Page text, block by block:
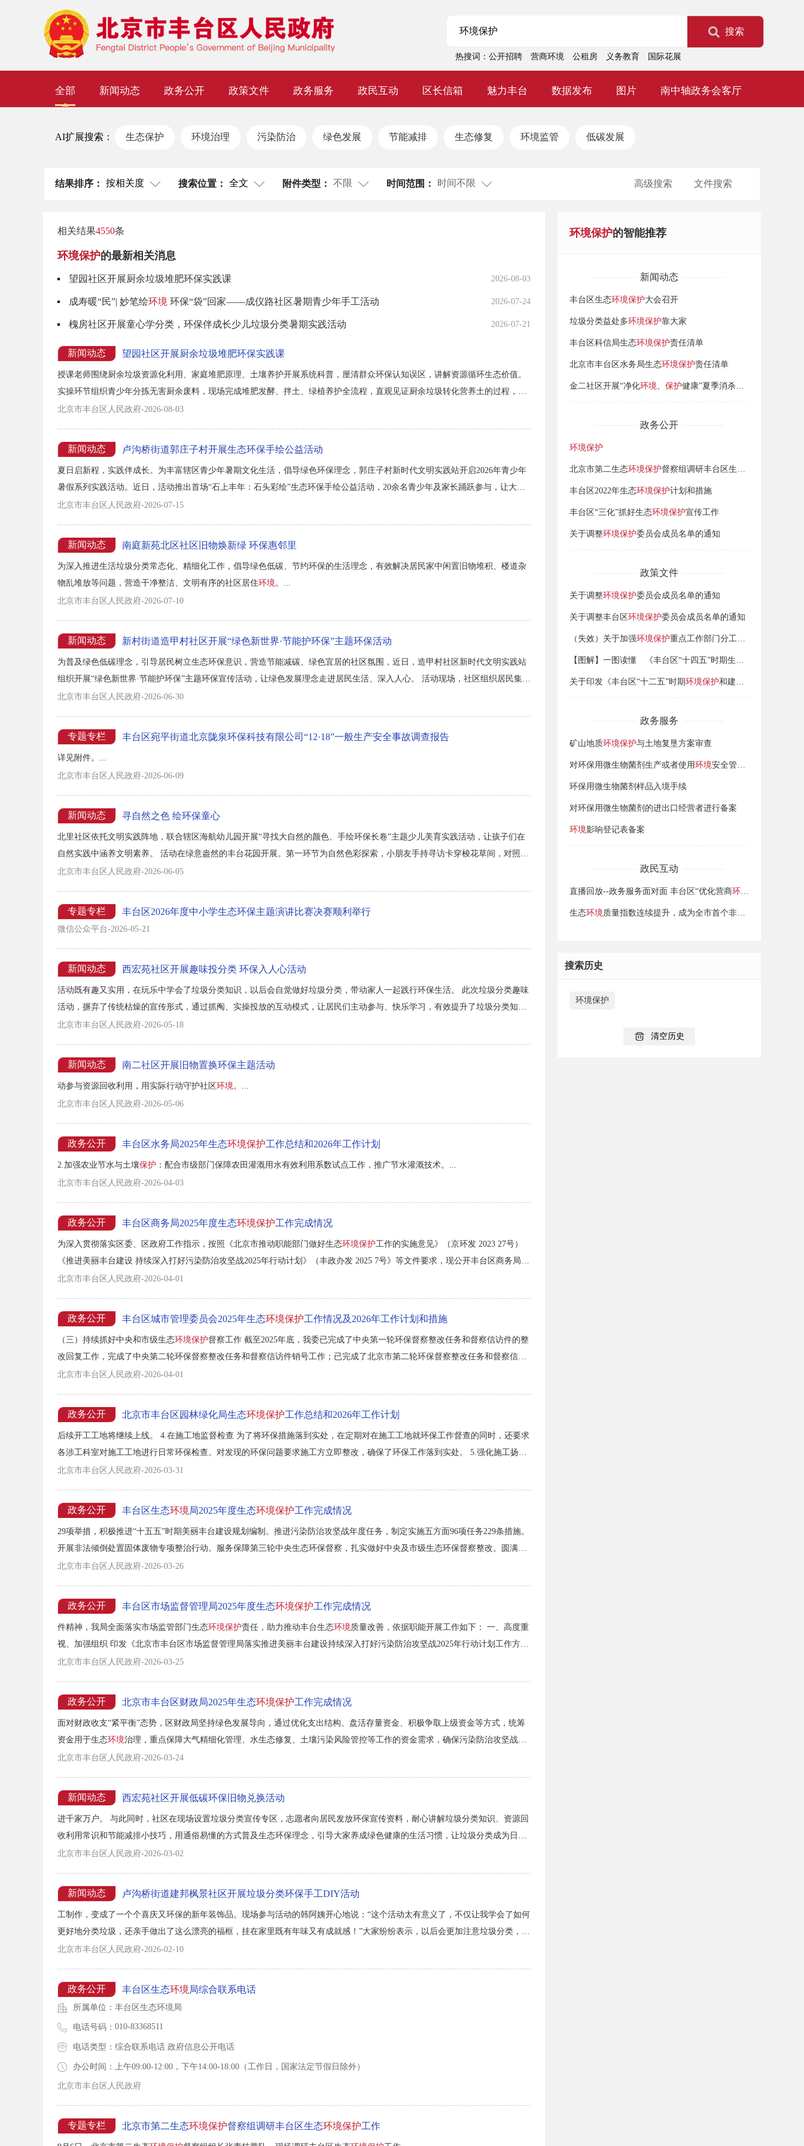
搜索
热搜词： 公开招聘 营商环境 公租房 义务教育 国际花展
全部 新闻动态 政务公开 政策文件 政务服务 政民互动 区长信箱 魅力丰台 数据发布 图片 南中轴政务会客厅
AI扩展搜索： 生态保护 环境治理 污染防治 绿色发展 节能减排 生态修复 环境监管 低碳发展
结果排序： 按相关度 搜索位置： 全文 附件类型： 不限 时间范围： 时间不限 高级搜索 文件搜索
相关结果4550条
环境保护的最新相关消息
望园社区开展厨余垃圾堆肥环保实践课 2026-08-03
成寿暖“民”| 妙笔绘环境 环保“袋”回家——成仪路社区暑期青少年手工活动 2026-07-24
槐房社区开展童心学分类，环保伴成长少儿垃圾分类暑期实践活动 2026-07-21
新闻动态 望园社区开展厨余垃圾堆肥环保实践课
授课老师围绕厨余垃圾资源化利用、家庭堆肥原理、土壤养护开展系统科普，厘清群众环保认知误区，讲解资源循环生态价值。
实操环节组织青少年分拣无害厨余废料，现场完成堆肥发酵、拌土、绿植养护全流程，直观见证厨余垃圾转化营养土的过程，在
劳动中深化节约资源理念。 活动坚持知行合一，把环保知识转化动手实践，引导青少年将绿色习惯带入日常生活。后续社区将持
北京市丰台区人民政府-2026-08-03
新闻动态 卢沟桥街道郭庄子村开展生态环保手绘公益活动
夏日启新程，实践伴成长。为丰富辖区青少年暑期文化生活，倡导绿色环保理念，郭庄子村新时代文明实践站开启2026年青少年
暑假系列实践活动。近日，活动推出首场“石上丰年：石头彩绘”生态环保手绘公益活动，20余名青少年及家长踊跃参与，让大家
在自然与艺术的碰撞中，度过了一段充实有趣的文明实践时光。 活动现场，志愿者首先围绕“北京市十大文明行动”开展主题科普
北京市丰台区人民政府-2026-07-15
新闻动态 南庭新苑北区社区旧物焕新绿 环保惠邻里
为深入推进生活垃圾分类常态化、精细化工作，倡导绿色低碳、节约环保的生活理念，有效解决居民家中闲置旧物堆积、楼道杂
物乱堆放等问题，营造干净整洁、文明有序的社区居住环境。...
北京市丰台区人民政府-2026-07-10
新闻动态 新村街道造甲村社区开展“绿色新世界·节能护环保”主题环保活动
为普及绿色低碳理念，引导居民树立生态环保意识，营造节能减碳、绿色宜居的社区氛围，近日，造甲村社区新时代文明实践站
组织开展“绿色新世界·节能护环保”主题环保宣传活动，让绿色发展理念走进居民生活、深入人心。 活动现场，社区组织居民集中
观看环保纪录片《中国绿了 世界变了》。影片以广阔的视角聚焦国内绿色发展建设与国际绿色合作成果，生动展现了我国绿色发
北京市丰台区人民政府-2026-06-30
专题专栏 丰台区宛平街道北京陇泉环保科技有限公司“12·18”一般生产安全事故调查报告
详见附件。...
北京市丰台区人民政府-2026-06-09
新闻动态 寻自然之色 绘环保童心
北里社区依托文明实践阵地，联合辖区海航幼儿园开展“寻找大自然的颜色、手绘环保长卷”主题少儿美育实践活动，让孩子们在
自然实践中涵养文明素养。 活动在绿意盎然的丰台花园开展。第一环节为自然色彩探索，小朋友手持寻访卡穿梭花草间，对照卡
片辨识绿叶、繁花，找寻大自然丰富色彩，近距离感受生态之美，在观察探索中建立与自然的联结。随后集体环保长卷绘画环节
北京市丰台区人民政府-2026-06-05
专题专栏 丰台区2026年度中小学生态环保主题演讲比赛决赛顺利举行
微信公众平台-2026-05-21
新闻动态 西宏苑社区开展趣味投分类 环保入人心活动
活动既有趣又实用，在玩乐中学会了垃圾分类知识，以后会自觉做好垃圾分类，带动家人一起践行环保生活。 此次垃圾分类趣味
活动，摒弃了传统枯燥的宣传形式，通过抓阄、实操投放的互动模式，让居民们主动参与、快乐学习，有效提升了垃圾分类知识
的知晓率和参与度。下一步，西宏苑社区将持续开展形式多样的环保宣传活动，不断强化居民环保意识，推动垃圾分类成为日常
北京市丰台区人民政府-2026-05-18
新闻动态 南二社区开展旧物置换环保主题活动
动参与资源回收利用，用实际行动守护社区环境。...
北京市丰台区人民政府-2026-05-06
政务公开 丰台区水务局2025年生态环境保护工作总结和2026年工作计划
2.加强农业节水与土壤保护 ：配合市级部门保障农田灌溉用水有效利用系数试点工作，推广节水灌溉技术。...
北京市丰台区人民政府-2026-04-03
政务公开 丰台区商务局2025年度生态环境保护工作完成情况
为深入贯彻落实区委、区政府工作指示，按照《北京市推动职能部门做好生态环境保护工作的实施意见》（京环发 2023 27号）
《推进美丽丰台建设 持续深入打好污染防治攻坚战2025年行动计划》（丰政办发 2025 7号》等文件要求，现公开丰台区商务局20
25年生态环境保护工作完成情况。...
北京市丰台区人民政府-2026-04-01
政务公开 丰台区城市管理委员会2025年生态环境保护工作情况及2026年工作计划和措施
（三）持续抓好中央和市级生态环境保护督察工作 截至2025年底，我委已完成了中央第一轮环保督察整改任务和督察信访件的整
改回复工作，完成了中央第二轮环保督察整改任务和督察信访件销号工作；已完成了北京市第二轮环保督察整改任务和督察信访
件的整改销号工作；已完成了中央第三轮环保督察信访件的整改回复工作。...
北京市丰台区人民政府-2026-04-01
政务公开 北京市丰台区园林绿化局生态环境保护工作总结和2026年工作计划
后续开工工地将继续上线。 4.在施工地监督检查 为了将环保措施落到实处，在定期对在施工工地就环保工作督查的同时，还要求
各涉工科室对施工工地进行日常环保检查。对发现的环保问题要求施工方立即整改，确保了环保工作落到实处。 5.强化施工扬尘
管控措施 严格要求各施工工地开工前必须签订《环保达标承诺书》《禁止露天焚烧承诺书》、《绿化施工环保责任书》，严格落
北京市丰台区人民政府-2026-03-31
政务公开 丰台区生态环境局2025年度生态环境保护工作完成情况
29项举措，积极推进“十五五”时期美丽丰台建设规划编制。推进污染防治攻坚战年度任务，制定实施五方面96项任务229条措施。
开展非法倾倒处置固体废物专项整治行动。服务保障第三轮中央生态环保督察，扎实做好中央及市级生态环保督察整改。圆满完
成重大活动空气质量保障。 二、持续深入打好污染防治攻坚战 深化“0.1微克”行动。出台非道路移动机械清洁化、挥发性有机
北京市丰台区人民政府-2026-03-26
政务公开 丰台区市场监督管理局2025年度生态环境保护工作完成情况
件精神，我局全面落实市场监管部门生态环境保护责任，助力推动丰台生态环境质量改善，依据职能开展工作如下： 一、高度重
视、加强组织 印发《北京市丰台区市场监督管理局落实推进美丽丰台建设持续深入打好污染防治攻坚战2025年行动计划工作方
案》，细化落实2025年污染防治工作任务18项，统筹推进我局污染防治攻坚战各项任务落实。...
北京市丰台区人民政府-2026-03-25
政务公开 北京市丰台区财政局2025年生态环境保护工作完成情况
面对财政收支“紧平衡”态势，区财政局坚持绿色发展导向，通过优化支出结构、盘活存量资金、积极争取上级资金等方式，统筹
资金用于生态环境治理，重点保障大气精细化管理、水生态修复、土壤污染风险管控等工作的资金需求，确保污染防治攻坚战各
项任务有序推进，推动区域生态环境
北京市丰台区人民政府-2026-03-24
新闻动态 西宏苑社区开展低碳环保旧物兑换活动
进千家万户。 与此同时，社区在现场设置垃圾分类宣传专区，志愿者向居民发放环保宣传资料，耐心讲解垃圾分类知识、资源回
收利用常识和节能减排小技巧，用通俗易懂的方式普及生态环保理念，引导大家养成绿色健康的生活习惯，让垃圾分类成为日常
自觉，让低碳行动成为社区新风尚。 小小旧物大能量，绿色兑换暖人心。此次活动让闲置资源循环利用，让环保理念深入人心，
北京市丰台区人民政府-2026-03-02
新闻动态 卢沟桥街道建邦枫景社区开展垃圾分类环保手工DIY活动
工制作，变成了一个个喜庆又环保的新年装饰品。现场参与活动的韩阿姨开心地说：“这个活动太有意义了，不仅让我学会了如何
更好地分类垃圾，还亲手做出了这么漂亮的福框，挂在家里既有年味又有成就感！”大家纷纷表示，以后会更加注意垃圾分类，让
更多“废品”变身为有用的宝贝。 此次活动将垃圾分类宣传与传统年俗文化巧妙结合，不仅丰富了居民的精神文化生活，更让大家
北京市丰台区人民政府-2026-02-10
政务公开 丰台区生态环境局综合联系电话
所属单位： 丰台区生态环境局
电话号码： 010-83368511
电话类型： 综合联系电话 政府信息公开电话
办公时间： 上午09:00-12:00，下午14:00-18:00（工作日，国家法定节假日除外）
北京市丰台区人民政府
专题专栏 北京市第二生态环境保护督察组调研丰台区生态环境保护工作
环境保护的智能推荐
新闻动态
丰台区生态环境保护大会召开
垃圾分类益处多环境保护靠大家
丰台区科信局生态环境保护责任清单
北京市丰台区水务局生态环境保护责任清单
金二社区开展“净化环境、 保护健康”夏季消杀活动
政务公开
环境保护
北京市第二生态环境保护督察组调研丰台区生态
丰台区2022年生态环境保护计划和措施
丰台区“三化”抓好生态环境保护宣传工作
关于调整环境保护委员会成员名单的通知
政策文件
关于调整环境保护委员会成员名单的通知
关于调整丰台区环境保护委员会成员名单的通知
（失效）关于加强环境保护重点工作部门分工的通知
【图解】一图读懂 《丰台区“十四五”时期生态
关于印发《丰台区“十二五”时期环境保护和建设规划》的通知
政务服务
矿山地质环境保护与土地复垦方案审查
对环保用微生物菌剂生产或者使用环境安全管理情况和本年度环保用微生物菌剂进出口计划进行备案
环保用微生物菌剂样品入境手续
对环保用微生物菌剂的进出口经营者进行备案
环境影响登记表备案
政民互动
直播回放--政务服务面对面 丰台区“优化营商环境
生态环境质量指数连续提升，成为全市首个非生态涵养区的“两山”实践创新基地
搜索历史
环境保护
清空历史